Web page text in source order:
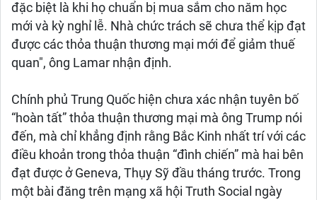
đặc biệt là khi họ chuẩn bị mua sắm cho năm học
mới và kỳ nghỉ lễ. Nhà chức trách sẽ chưa thể kịp đạt
được các thỏa thuận thương mại mới để giảm thuế
quan", ông Lamar nhận định.
Chính phủ Trung Quốc hiện chưa xác nhận tuyên bố
“hoàn tất” thỏa thuận thương mại mà ông Trump nói
đến, mà chỉ khẳng định rằng Bắc Kinh nhất trí với các
điều khoản trong thỏa thuận “đình chiến” mà hai bên
đạt được ở Geneva, Thụy Sỹ đầu tháng trước. Trong
một bài đăng trên mạng xã hội Truth Social ngày